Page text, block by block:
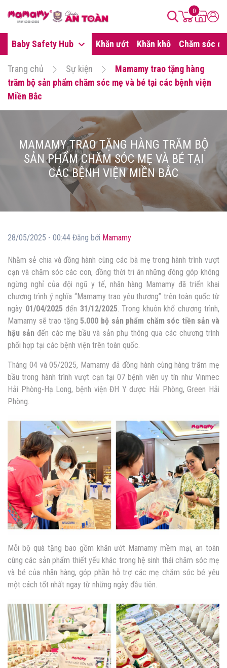
0
Baby Safety Hub Khăn ướt Khăn khô Chăm sóc da
Trang chủ Sự kiện
Mamamy trao tặng hàng
trăm bộ sản phẩm chăm sóc mẹ và bé tại các bệnh viện
Miền Bắc
MAMAMY TRAO TẶNG HÀNG TRĂM BỘ
SẢN PHẨM CHĂM SÓC MẸ VÀ BÉ TẠI
CÁC BỆNH VIỆN MIỀN BẮC
28/05/2025 - 00:44 Đăng bởi Mamamy
Nhằm sẻ chia và đồng hành cùng các bà mẹ trong hành trình vượt
cạn và chăm sóc các con, đồng thời tri ân những đóng góp không
ngừng nghỉ của đội ngũ y tế, nhãn hàng Mamamy đã triển khai
chương trình ý nghĩa “Mamamy trao yêu thương” trên toàn quốc từ
ngày 01/04/2025 đến 31/12/2025. Trong khuôn khổ chương trình,
Mamamy sẽ trao tặng5.000 bộ sản phẩm chăm sóc tiền sản và
hậu sản đến các mẹ bầu và sản phụ thông qua các chương trình
phối hợp tại các bệnh viện trên toàn quốc.
Tháng 04 và 05/2025, Mamamy đã đồng hành cùng hàng trăm mẹ
bầu trong hành trình vượt cạn tại 07 bệnh viên uy tín như Vinmec
Hải Phòng-Hạ Long, bệnh viện ĐH Y dược Hải Phòng, Green Hải
Phòng.
Mỗi bộ quà tặng bao gồm khăn ướt Mamamy mềm mại, an toàn
cùng các sản phẩm thiết yếu khác trong hệ sinh thái chăm sóc mẹ
và bé của nhãn hàng, góp phần hỗ trợ các mẹ chăm sóc bé yêu
một cách tốt nhất ngay từ những ngày đầu tiên.